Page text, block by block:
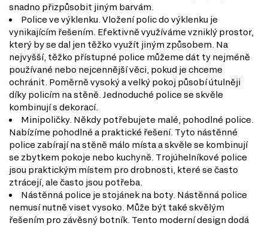
snadno přizpůsobit jiným barvám.
Police ve výklenku. Vložení polic do výklenku je
vynikajícím řešením. Efektivně využíváme vzniklý prostor,
který by se dal jen těžko využít jiným způsobem. Na
nejvyšší, těžko přístupné police můžeme dát ty nejméně
používané nebo nejcennější věci, pokud je chceme
ochránit. Poměrně vysoký a velký pokoj působí útulněji
díky policím na stěně. Jednoduché police se skvěle
kombinují s dekorací.
Minipoličky. Někdy potřebujete malé, pohodlné police.
Nabízíme pohodlné a praktické řešení. Tyto nástěnné
police zabírají na stěně málo místa a skvěle se kombinují
se zbytkem pokoje nebo kuchyně. Trojúhelníkové police
jsou praktickým místem pro drobnosti, které se často
ztrácejí, ale často jsou potřeba.
Nástěnná police je stojánek na boty. Nástěnná police
nemusí nutně viset vysoko. Může být také skvělým
řešením pro závěsný botník. Tento moderní design dodá